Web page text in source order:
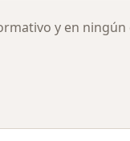
y en ningún